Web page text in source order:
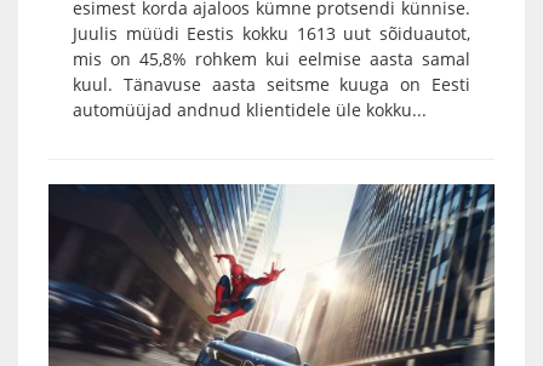
esimest korda ajaloos kümne protsendi künnise.
Juulis müüdi Eestis kokku 1613 uut sõiduautot,
mis on 45,8% rohkem kui eelmise aasta samal
kuul. Tänavuse aasta seitsme kuuga on Eesti
automüüjad andnud klientidele üle kokku...